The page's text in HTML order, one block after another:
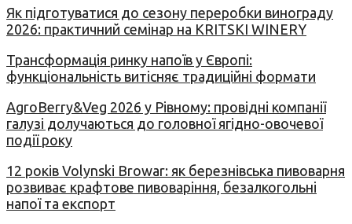
Як підготуватися до сезону переробки винограду
2026: практичний семінар на KRITSKI WINERY
Трансформація ринку напоїв у Європі:
функціональність витісняє традиційні формати
AgroBerry&Veg 2026 у Рівному: провідні компанії
галузі долучаються до головної ягідно-овочевої
події року
12 років Volynski Browar: як березнівська пивоварня
розвиває крафтове пивоваріння, безалкогольні
напої та експорт